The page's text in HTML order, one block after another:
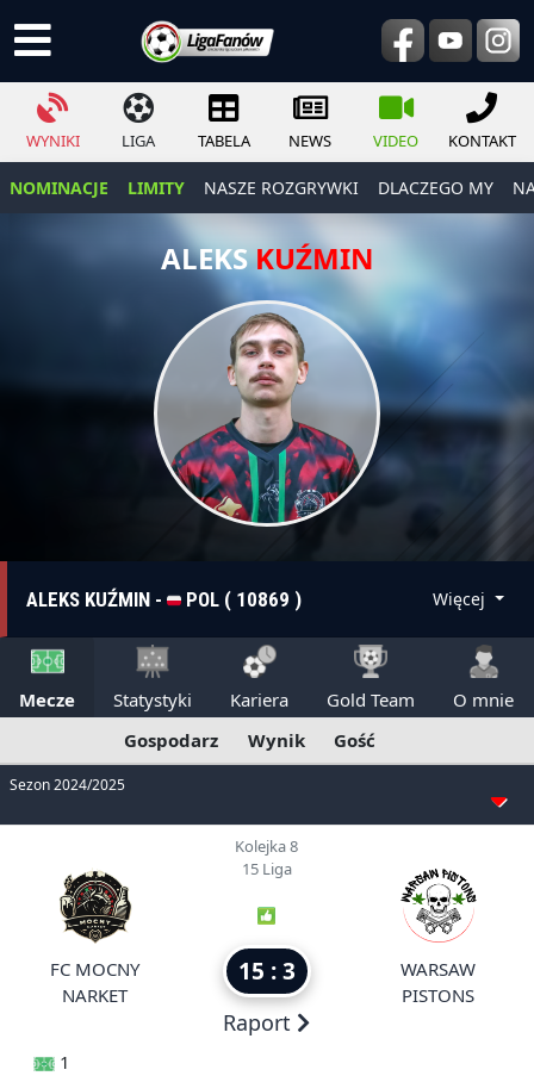
WYNIKI LIGA TABELA NEWS VIDEO KONTAKT
NOMINACJE LIMITY NASZE ROZGRYWKI DLACZEGO MY
ALEKSKUŹMIN
ALEKS KUŹMIN - POL ( 10869 ) Więcej
Mecze Statystyki Kariera Gold Team
O mnie
Gospodarz
Wynik Gość
Sezon 2024/2025
FC MOCNY
NARKET
Kolejka 8
15 Liga
15 : 3
Raport
WARSAW
PISTONS
1